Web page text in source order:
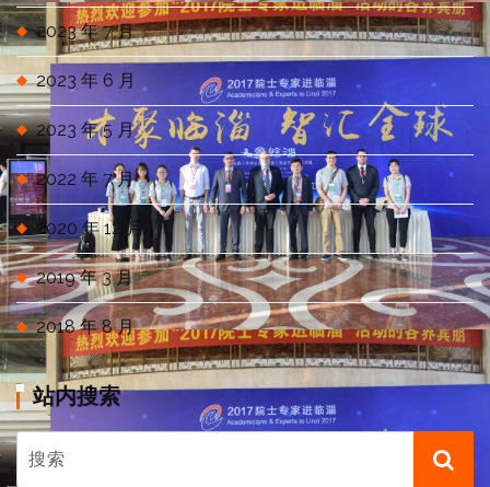
2023 年 7 月
2023 年 6 月
2023 年 5 月
2022 年 7 月
2020 年 12 月
2019 年 3 月
2018 年 8 月
站内搜索